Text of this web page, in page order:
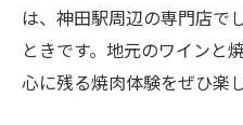
は、神田駅周辺の専門店で
ときです。地元のワインと
心に残る焼肉体験をぜひ楽